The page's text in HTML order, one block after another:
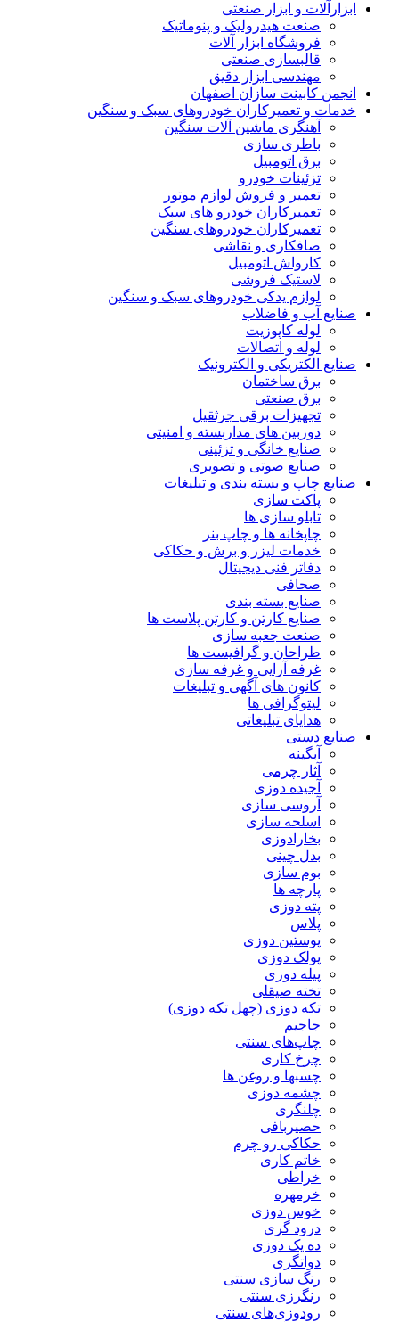
ابزارآلات و ابزار صنعتی
صنعت هیدرولیک و پنوماتیک
فروشگاه ابزار آلات
قالبسازی صنعتی
مهندسی ابزار دقیق
انجمن کابینت سازان اصفهان
خدمات و تعمیرکاران خودروهای سبک و سنگین
آهنگری ماشین آلات سنگین
باطری سازی
برق اتومبیل
تزئینات خودرو
تعمیر و فروش لوازم موتور
تعمیرکاران خودرو های سبک
تعمیرکاران خودروهای سنگین
صافکاری و نقاشی
کارواش اتومبیل
لاستیک فروشی
لوازم یدکی خودروهای سبک و سنگین
صنایع آب و فاضلاب
لوله کاپوزیت
لوله و اتصالات
صنایع الکتریکی و الکترونیک
برق ساختمان
برق صنعتی
تجهیزات برقی جرثقیل
دوربین های مداربسته و امنیتی
صنایع خانگی و تزئینی
صنایع صوتی و تصویری
صنایع چاپ و بسته بندی و تبلیغات
پاکت سازی
تابلو سازی ها
چاپخانه ها و چاپ بنر
خدمات لیزر و برش و حکاکی
دفاتر فنی دیجیتال
صحافی
صنایع بسته بندی
صنایع کارتن و کارتن پلاست ها
صنعت جعبه سازی
طراحان و گرافیست ها
غرفه آرایی و غرفه سازی
کانون های آگهی و تبلیغات
لیتوگرافی ها
هدایای تبلیغاتی
صنایع دستی
آبگینه
آثار چرمی
آجیده دوزی
آروسی سازی
اسلحه سازی
بخارادوزی
بدل چینی
بوم سازی
پارچه ها
پته دوزی
پلاس
پوستین دوزی
پولک دوزی
پیله دوزی
تخته صیقلی
تکه دوزی (چهل تکه دوزی)
جاجیم
چاپ‌های سنتی
چرخ کاری
چسبها و روغن ها
چشمه دوزی
چلنگری
حصیربافی
حکاکی رو چرم
خاتم کاری
خراطی
خرمهره
خوس دوزی
درود گری
ده یک دوزی
دواتگری
رنگ سازی سنتی
رنگرزی سنتی
رودوزی‌های سنتی